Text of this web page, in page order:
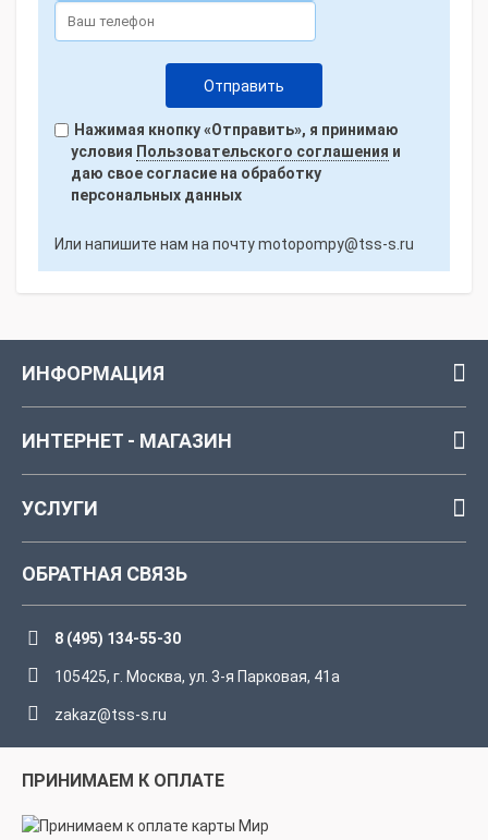
Нажимая кнопку «Отправить», я принимаю
условия Пользовательского соглашения и
даю свое согласие на обработку
персональных данных
Или напишите нам на почтуmotopompy@tss-s.ru
ИНФОРМАЦИЯ
ИНТЕРНЕТ - МАГАЗИН
УСЛУГИ
ОБРАТНАЯ СВЯЗЬ
8 (495) 134-55-30
105425, г. Москва, ул. 3-я Парковая, 41а
zakaz@tss-s.ru
ПРИНИМАЕМ К ОПЛАТЕ